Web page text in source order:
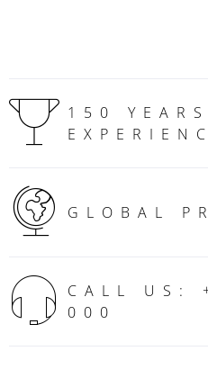
150
GLOBAL
CALL US:
000